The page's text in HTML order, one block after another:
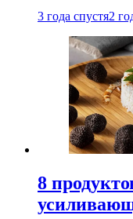
3 года спустя2
8